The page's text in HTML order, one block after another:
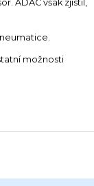
ADAC však zjistil,
možnosti